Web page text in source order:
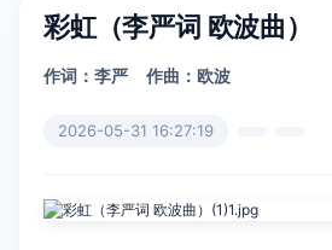
彩虹（李严词 欧波曲）
作词：李严 作曲：欧波
2026-05-31 16:27:19